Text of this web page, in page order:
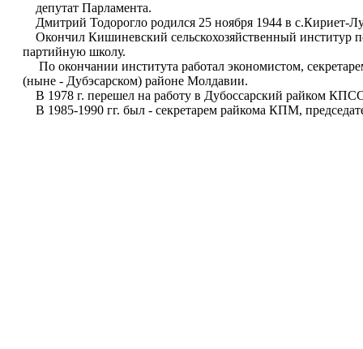
депутат Парламента.
Дмитрий Тодорогло родился 25 ноября 1944 в с.Кириет-
Окончил Кишиневский сельскохозяйственный институр
партийную школу.
По окончании института работал экономистом,
(ныне - Дубэсарском) районе Молдавии.
В 1978 г. перешел на работу в Дубоссарский райком
В 1985-1990 гг. был - секретарем райкома КПМ,